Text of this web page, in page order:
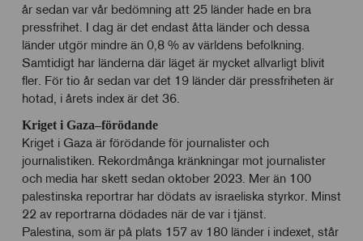
år sedan var vår bedömning att 25 länder hade en bra
pressfrihet. I dag är det endast åtta länder och dessa
länder utgör mindre än 0,8 % av världens befolkning.
Samtidigt har länderna där läget är mycket allvarligt blivit
fler. För tio år sedan var det 19 länder där pressfriheten är
hotad, i årets index är det 36.
Kriget i Gaza–förödande
Kriget i Gaza är förödande för journalister och
journalistiken. Rekordmånga kränkningar mot journalister
och media har skett sedan oktober 2023. Mer än 100
palestinska reportrar har dödats av israeliska styrkor. Minst
22 av reportrarna dödades när de var i tjänst.
Palestina, som är på plats 157 av 180 länder i indexet, står